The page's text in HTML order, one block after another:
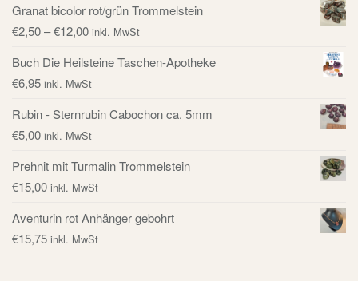
Granat bicolor rot/grün Trommelstein
€2,50–€12,00 inkl. MwSt
Buch Die Heilsteine Taschen-Apotheke
€6,95 inkl. MwSt
Rubin - Sternrubin Cabochon ca. 5mm
€5,00 inkl. MwSt
Prehnit mit Turmalin Trommelstein
€15,00 inkl. MwSt
Aventurin rot Anhänger gebohrt
€15,75 inkl. MwSt